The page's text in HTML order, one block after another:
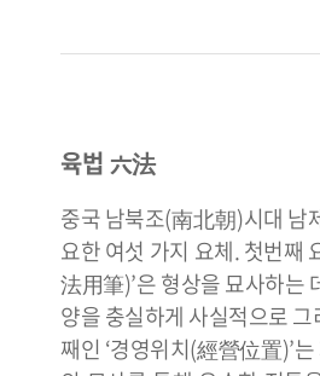
육법 六法
중국 남북조(南北朝)시대 남
요한 여섯 가지 요체. 첫번째
法用筆)’은 형상을 묘사하는
양을 충실하게 사실적으로
째인 ‘경영위치(經營位置)’